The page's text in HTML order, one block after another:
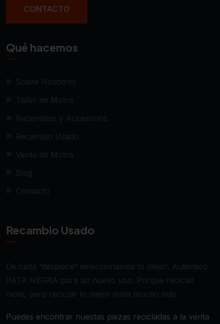
CONTACTO
Qué hacemos
Sobre Nosotros
Taller de Motos
Recambios y Accesorios
Recambio Usado
Venta de Motos
Blog
Contacto
Recambio Usado
De cada “despiece” seleccionamos lo mejor. Auténtico
PATA NEGRA para un nuevo uso. Porque reciclar
mola, pero reciclar lo mejor mola mucho más.
Puedes encontrar nuestas piezas recicladas a la venta